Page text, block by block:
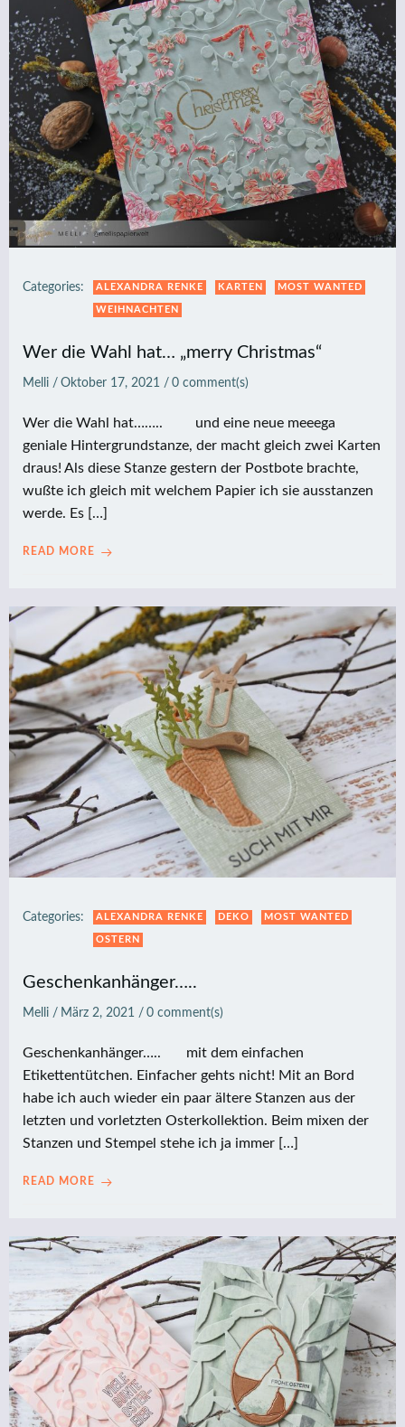
Categories: ALEXANDRA RENKE KARTEN MOST WANTED
WEIHNACHTEN
Wer die Wahl hat… „merry Christmas“
Melli / Oktober 17, 2021 / 0 comment(s)
Wer die Wahl hat…….. und eine neue meeega
geniale Hintergrundstanze, der macht gleich zwei Karten
draus! Als diese Stanze gestern der Postbote brachte,
wußte ich gleich mit welchem Papier ich sie ausstanzen
werde. Es […]
READ MORE
Categories: ALEXANDRA RENKE DEKO MOST WANTED
OSTERN
Geschenkanhänger…..
Melli / März 2, 2021 / 0 comment(s)
Geschenkanhänger….. mit dem einfachen
Etikettentütchen. Einfacher gehts nicht! Mit an Bord
habe ich auch wieder ein paar ältere Stanzen aus der
letzten und vorletzten Osterkollektion. Beim mixen der
Stanzen und Stempel stehe ich ja immer […]
READ MORE